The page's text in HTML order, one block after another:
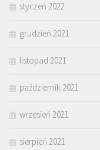
styczeń 2022
grudzień 2021
listopad 2021
październik 2021
wrzesień 2021
sierpień 2021